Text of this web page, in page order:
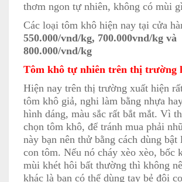
thơm ngon tự nhiên, không có mùi
Các loại tôm khô hiện nay tại cửa
550.000/vnd/kg, 700.000vnd/kg và
800.000/vnd/kg
Tôm khô tự nhiên trên thị trường
Hiện nay trên thị trường xuất hiện
tôm khô giả, nghi làm bằng nhựa
hình dáng, màu sắc rất bắt mắt. Vì
chọn tôm khô, để tránh mua phải
này bạn nên thử bằng cách dùng
con tôm. Nếu nó cháy xèo xèo, bốc
mùi khét hôi bất thường thì không
khác là bạn có thể dùng tay bẻ đôi